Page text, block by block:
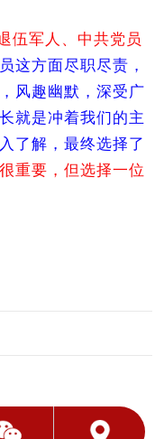
伍军人、中共党员
这方面尽职尽责，
风趣幽默，深受广
就是冲着我们的主
了解，最终选择了
重要，但选择一位